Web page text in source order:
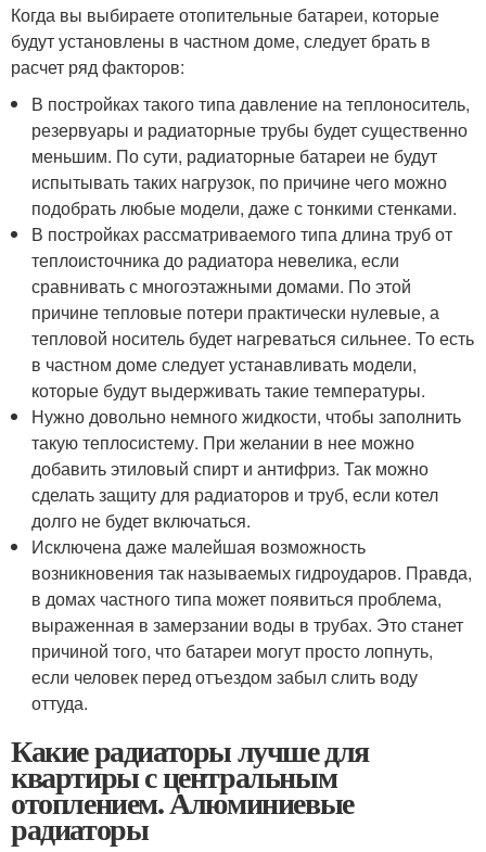
Когда вы выбираете отопительные батареи, которые
будут установлены в частном доме, следует брать в
расчет ряд факторов:
В постройках такого типа давление на теплоноситель,
резервуары и радиаторные трубы будет существенно
меньшим. По сути, радиаторные батареи не будут
испытывать таких нагрузок, по причине чего можно
подобрать любые модели, даже с тонкими стенками.
В постройках рассматриваемого типа длина труб от
теплоисточника до радиатора невелика, если
сравнивать с многоэтажными домами. По этой
причине тепловые потери практически нулевые, а
тепловой носитель будет нагреваться сильнее. То есть
в частном доме следует устанавливать модели,
которые будут выдерживать такие температуры.
Нужно довольно немного жидкости, чтобы заполнить
такую теплосистему. При желании в нее можно
добавить этиловый спирт и антифриз. Так можно
сделать защиту для радиаторов и труб, если котел
долго не будет включаться.
Исключена даже малейшая возможность
возникновения так называемых гидроударов. Правда,
в домах частного типа может появиться проблема,
выраженная в замерзании воды в трубах. Это станет
причиной того, что батареи могут просто лопнуть,
если человек перед отъездом забыл слить воду
оттуда.
Какие радиаторы лучше для
квартиры с центральным
отоплением. Алюминиевые
радиаторы